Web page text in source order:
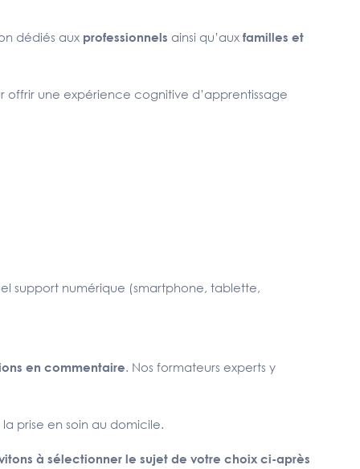
dédiés aux professionnels ainsi qu’aux familles et
offrir une expérience cognitive d’apprentissage
support numérique (smartphone, tablette,
en commentaire. Nos formateurs experts y
prise en soin au domicile.
à sélectionner le sujet de votre choix ci-après